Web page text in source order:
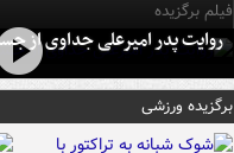
فیلم برگزیده
روایت پدر امیرعلی جداوی از
برگزیده ورزشی